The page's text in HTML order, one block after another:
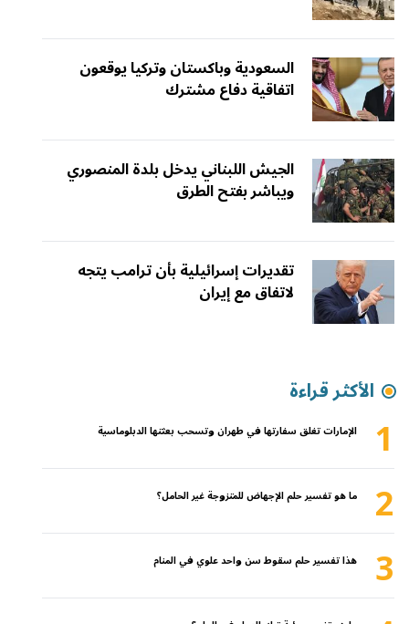
السعودية وباكستان وتركيا يوقعون
اتفاقية دفاع مشترك
الجيش اللبناني يدخل بلدة المنصوري
ويباشر بفتح الطرق
تقديرات إسرائيلية بأن ترامب يتجه
لاتفاق مع إيران
الأكثر قراءة
1 الإمارات تغلق سفارتها في طهران وتسحب بعثتها الدبلوماسية
2 ما هو تفسير حلم الإجهاض للمتزوجة غير الحامل؟
3 هذا تفسير حلم سقوط سن واحد علوي في المنام